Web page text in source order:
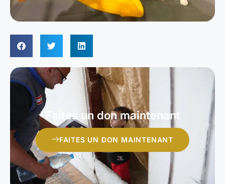
Faites un don maintenant
FAITES UN DON MAINTENANT